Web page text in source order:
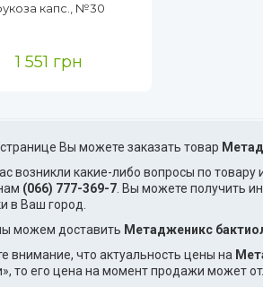
капс., №30
1 551 грн
Вы можете заказать товар
возникли какие-либо вопросы по товару
(066) 777-369-7 . Вы можете получить
в Ваш город.
можем доставить Метадженикс
внимание, что актуальность цены на
то его цена на момент продажи может